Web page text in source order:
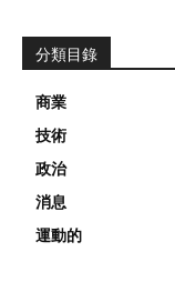
分類目錄
商業
技術
政治
消息
運動的